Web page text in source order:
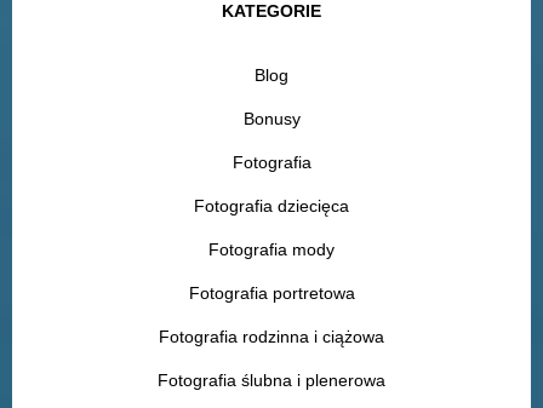
KATEGORIE
Blog
Bonusy
Fotografia
Fotografia dziecięca
Fotografia mody
Fotografia portretowa
Fotografia rodzinna i ciążowa
Fotografia ślubna i plenerowa